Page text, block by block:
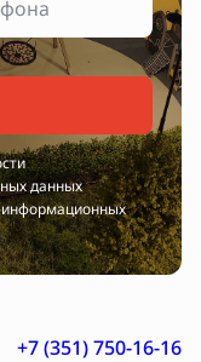
данных
+7 (351) 750-16-16